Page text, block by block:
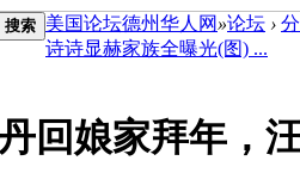
搜索 美国论坛德州华人网 »论坛 ›
诗诗显赫家族全曝光(图) ...
回娘家拜年，